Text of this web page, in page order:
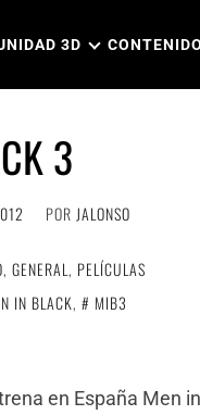
3D
3
POR JALONSO
, GENERAL, PELÍCULAS
IN BLACK, MIB3
en España Men